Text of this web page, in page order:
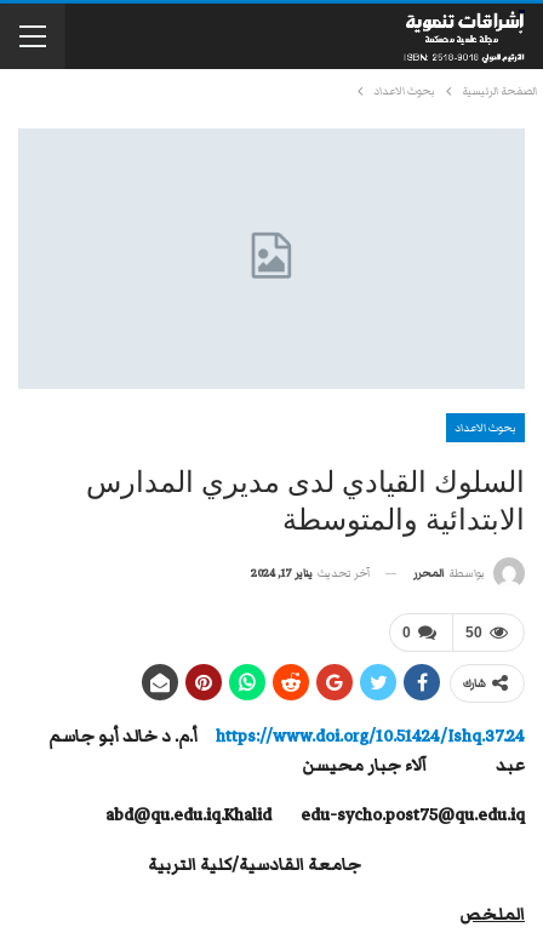
الصفحة الرئيسية بحوث الاعداد
بحوث الاعداد
السلوك القيادي لدى مديري المدارس
الابتدائية والمتوسطة
بواسطة المحرر آخر تحديث يناير 17, 2024
0 50
شارك
https://www.doi.org/10.51424/Ishq.37.24 أ.م. د خالد أبو جاسم
عبد آلاء جبار محيسن
abd@qu.edu.iq.Khalid
edu-sycho.post75@qu.edu.iq
جامعة القادسية/كلية التربية
الملخص